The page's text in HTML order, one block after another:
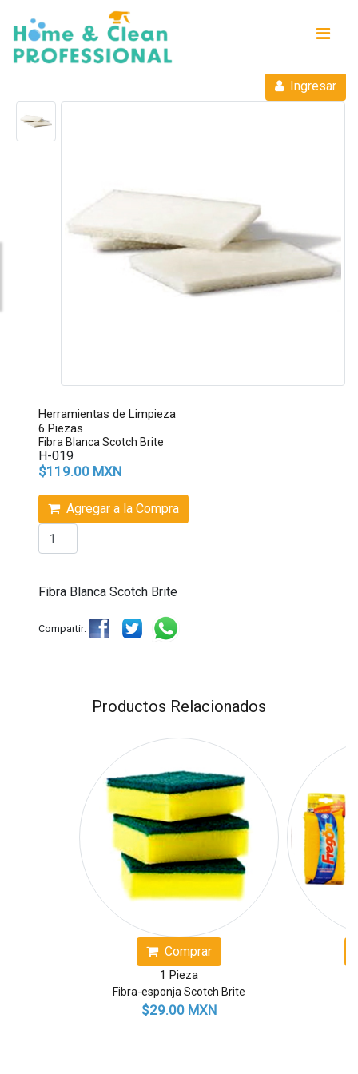
Ingresar
Herramientas de Limpieza
6 Piezas
Fibra Blanca Scotch Brite
H-019
$119.00 MXN
Agregar a la Compra
Fibra Blanca Scotch Brite
Compartir:
Productos Relacionados
Comprar
1 Pieza
Fibra-esponja Scotch Brite
$29.00 MXN